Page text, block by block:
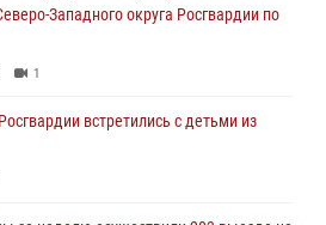
Западного округа Росгвардии по
1
встретились с детьми из